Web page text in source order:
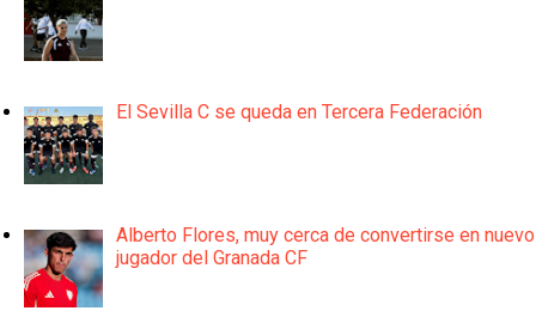
El Sevilla C se queda en Tercera Federación
Alberto Flores, muy cerca de convertirse en nuevo
jugador del Granada CF